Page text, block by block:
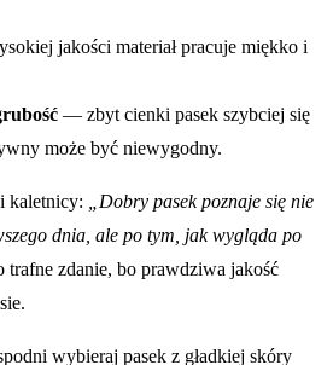
jakości materiał pracuje miękko i
— zbyt cienki pasek szybciej się
może być niewygodny.
kaletnicy:
„Dobry pasek poznaje się nie
dnia, ale po tym, jak wygląda po
trafne zdanie, bo prawdziwa jakość
wybieraj pasek z gładkiej skóry